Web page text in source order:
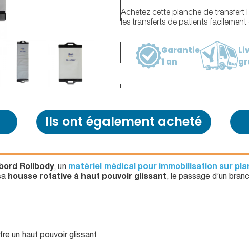
Achetez cette planche de transfert
les transferts de patients facilement
Garantie
1 an
Ils ont également acheté
Rollbody, un matériel médical pour immobilisation sur
housse rotative à haut pouvoir glissant, le passage d’un
un haut pouvoir glissant